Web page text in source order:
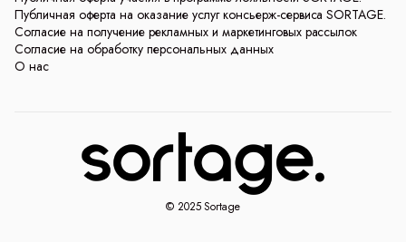
Публичная оферта на оказание услуг консьерж-сервиса SORTAGE.
Согласие на получение рекламных и маркетинговых рассылок
Согласие на обработку персональных данных
О нас
© 2025 Sortage